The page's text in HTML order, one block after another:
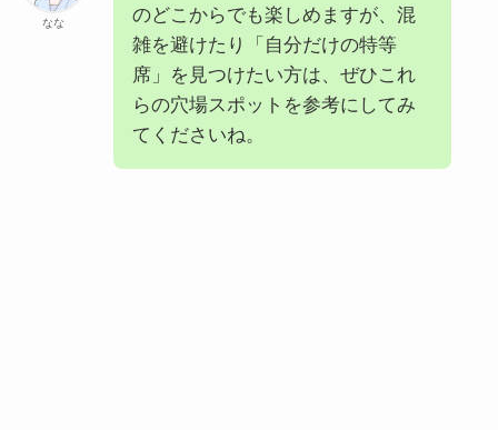
なな
のどこからでも楽しめますが、混
雑を避けたり「自分だけの特等
席」を見つけたい方は、ぜひこれ
らの穴場スポットを参考にしてみ
てくださいね。